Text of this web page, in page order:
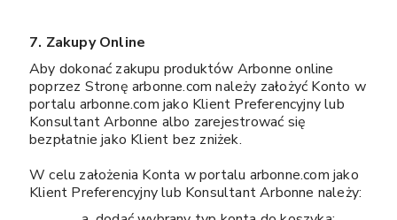
7. Zakupy Online
Aby dokonać zakupu produktów Arbonne online
poprzez Stronę arbonne.com należy założyć Konto w
portalu arbonne.com jako Klient Preferencyjny lub
Konsultant Arbonne albo zarejestrować się
bezpłatnie jako Klient bez zniżek.
W celu założenia Konta w portalu arbonne.com jako
Klient Preferencyjny lub Konsultant Arbonne należy: